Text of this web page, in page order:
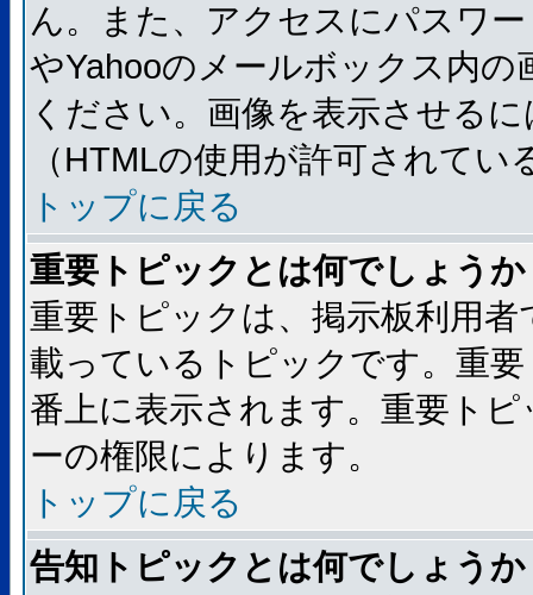
ん。また、アクセスにパスワ
やYahooのメールボックス内
ください。画像を表示させる
（HTMLの使用が許可されて
トップに戻る
重要トピックとは何でしょうか
重要トピックは、掲示板利用
載っているトピックです。重
番上に表示されます。重要ト
ーの権限によります。
トップに戻る
告知トピックとは何でしょうか